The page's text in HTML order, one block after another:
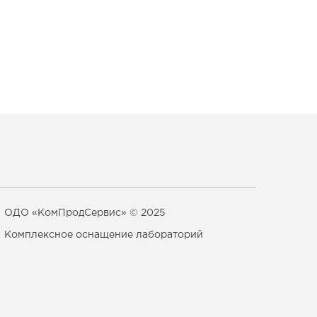
ОДО «КомПродСервис» © 2025
Комплексное оснащение лабораторий